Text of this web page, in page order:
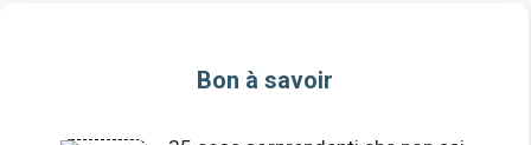
Bon à savoir